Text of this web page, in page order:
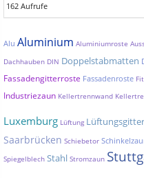
162 Aufrufe
Alu Aluminium Aluminiumroste
Dachhauben DIN Doppelstabmatten
Fassadengitterroste Fassadenroste
Industriezaun Kellertrennwand
Luxemburg Lüftung Lüftungsgitter
Saarbrücken Schiebetor
Spiegelblech Stahl Stromzaun